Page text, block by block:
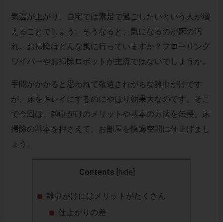
気温が上がり、自宅では素足で過ごしたいという人が増
えることでしょう。そうなると、気になるのが床の汚
れ。お掃除はどんな風に行っていますか？フローリング
ワイパーやお掃除ロボットが主流ではないでしょうか。
手間がかかると思われて敬遠されがちな雑巾がけです
が、床をキレイにするのにやはり効果大なのです。そこ
で今回は、雑巾がけのメリットや基本の方法を伝授。床
掃除の基本を押さえて、お部屋を快適空間に仕上げまし
ょう。
Contents hide
雑巾がけにはメリットがたくさん
仕上がりの差